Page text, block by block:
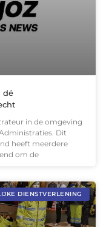
dé
in de omgeving
Dit
heeft meerdere
om de
DIENSTVERLENING